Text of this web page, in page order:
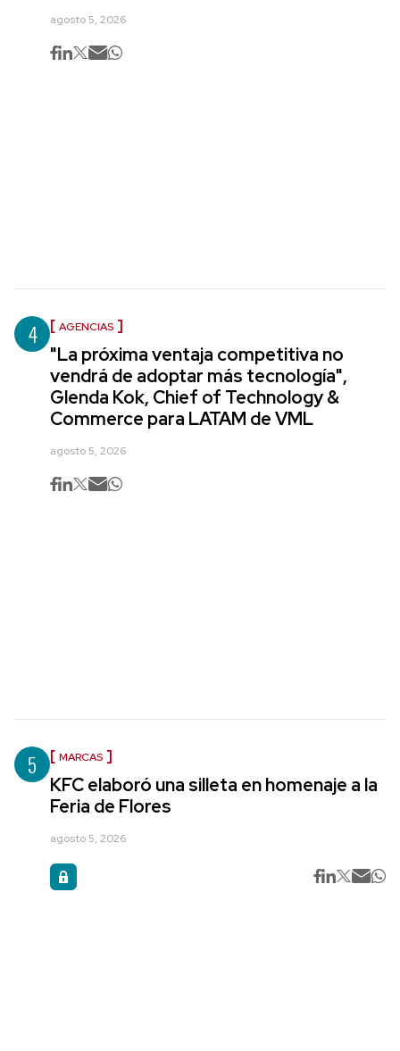
agosto 5, 2026
4 AGENCIAS
"La próxima ventaja competitiva no
vendrá de adoptar más tecnología",
Glenda Kok, Chief of Technology &
Commerce para LATAM de VML
agosto 5, 2026
5 MARCAS
KFC elaboró una silleta en homenaje a la
Feria de Flores
agosto 5, 2026